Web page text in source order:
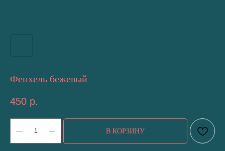
Фенхель бежевый
450 р.
В КОРЗИНУ